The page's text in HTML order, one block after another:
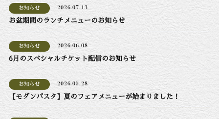
お知らせ 2026.07.13
お盆期間のランチメニューのお知らせ
お知らせ 2026.06.08
6月のスペシャルチケット配信のお知らせ
お知らせ 2026.05.28
【モダンパスタ】夏のフェアメニューが始まりました！